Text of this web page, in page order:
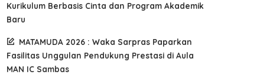
Kurikulum Berbasis Cinta dan Program Akademik
Baru
MATAMUDA 2026 : Waka Sarpras Paparkan
Fasilitas Unggulan Pendukung Prestasi di Aula
MAN IC Sambas